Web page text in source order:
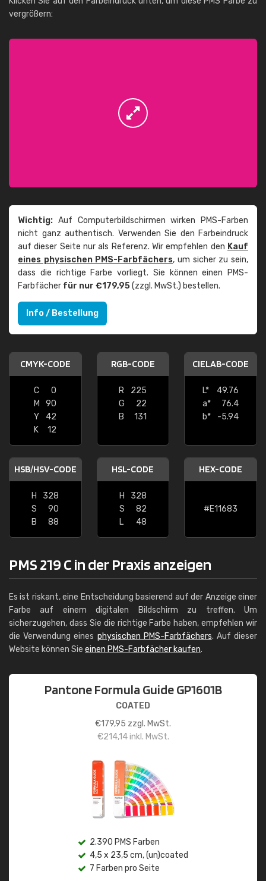
vergrößern:
Wichtig: Auf Computerbildschirmen wirken PMS-Farben
nicht ganz authentisch. Verwenden Sie den Farbeindruck
auf dieser Seite nur als Referenz. Wir empfehlen den Kauf
eines physischen PMS-Farbfächers, um sicher zu sein,
dass die richtige Farbe vorliegt. Sie können einen PMS-
Farbfächer für nur €179,95(zzgl. MwSt.) bestellen.
Info / Bestellung
CMYK-CODE
C
0
M
90
Y
42
K
12
RGB-CODE
R
225
G
22
B
131
CIELAB-CODE
L*
49.76
a*
76.4
b*
-5.94
HSB/HSV-CODE
H
328
S
90
B
88
HSL-CODE
H
328
S
82
L
48
HEX-CODE
#E11683
PMS 219 C in der Praxis anzeigen
Es ist riskant, eine Entscheidung basierend auf der Anzeige einer
Farbe auf einem digitalen Bildschirm zu treffen. Um
sicherzugehen, dass Sie die richtige Farbe haben, empfehlen wir
die Verwendung eines physischen PMS-Farbfächers. Auf dieser
Website können Sie einen PMS-Farbfächer kaufen.
Pantone Formula Guide GP1601B
COATED
€179,95 zzgl. MwSt.
€214,14inkl. MwSt.
2.390 PMS Farben
4,5 x 23,5 cm, (un)coated
7 Farben pro Seite